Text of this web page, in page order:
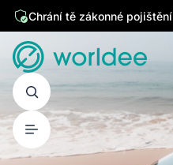
Chrání tě zákonné pojištění